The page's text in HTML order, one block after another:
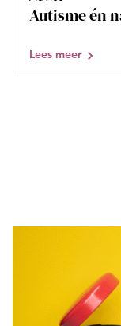
Autisme én
Lees meer